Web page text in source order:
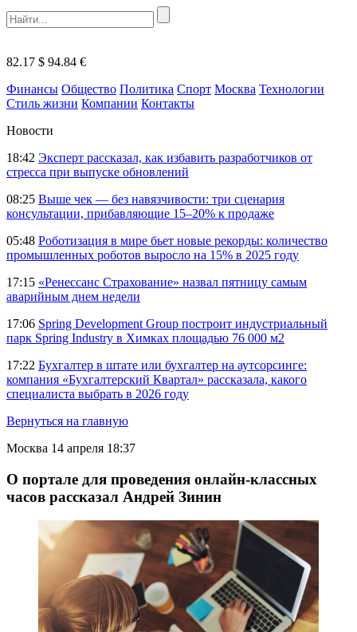
82.17 $ 94.84 €
Финансы Общество Политика Спорт Москва Технологии
Стиль жизни Компании Контакты
Новости
18:42 Эксперт рассказал, как избавить разработчиков от
стресса при выпуске обновлений
08:25 Выше чек — без навязчивости: три сценария
консультации, прибавляющие 15–20% к продаже
05:48 Роботизация в мире бьет новые рекорды: количество
промышленных роботов выросло на 15% в 2025 году
17:15 «Ренессанс Страхование» назвал пятницу самым
аварийным днем недели
17:06 Spring Development Group построит индустриальный
парк Spring Industry в Химках площадью 76 000 м2
17:22 Бухгалтер в штате или бухгалтер на аутсорсинге:
компания «Бухгалтерский Квартал» рассказала, какого
специалиста выбрать в 2026 году
Вернуться на главную
Москва 14 апреля 18:37
О портале для проведения онлайн-классных
часов рассказал Андрей Зинин